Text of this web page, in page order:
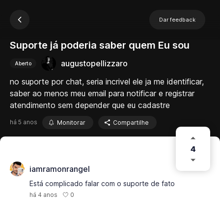
Dar feedback
Suporte já poderia saber quem Eu sou
Aberto
augustopellizzaro
no suporte por chat, seria incrivel ele ja me identificar,
saber ao menos meu email para notificar e registrar
atendimento sem depender que eu cadastre
há 5 anos Monitorar Compartilhe
4
iamramonrangel
Está complicado falar com o suporte de fato
há 4 anos 0